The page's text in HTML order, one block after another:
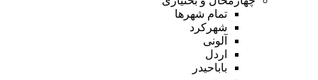
تمام شهر‌ها
شهرکرد
آلونی
اردل
باباحیدر